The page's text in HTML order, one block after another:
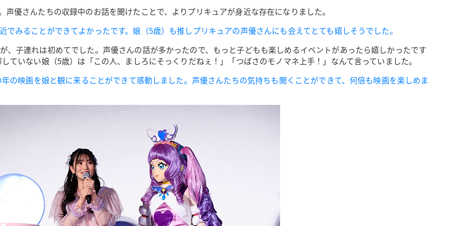
声優さんたちの収録中のお話を聞けたことで、よりプリキュアが身近な存在になりました。
でみることができてよかったです。娘（5歳）も推しプリキュアの声優さんにも会えてとても嬉しそうでした。
、子連れは初めてでした。声優さんの話が多かったので、もっと子どもも楽しめるイベントがあったら嬉しかったです
ていない娘（5歳）は「この人、ましろにそっくりだねぇ！」「つばさのモノマネ上手！」なんて言っていました。
の映画を娘と観に来ることができて感動しました。声優さんたちの気持ちも聞くことができて、何倍も映画を楽しめま